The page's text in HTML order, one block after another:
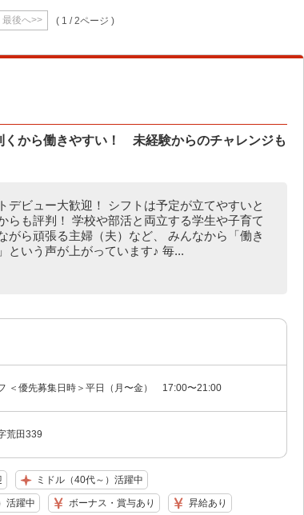
最後へ>> ( 1 / 2ページ )
から働きやすい！ 未経験からのチャレンジも
デビュー大歓迎！ シフトは予定が立てやすいと
らも評判！ 学校や部活と両立する学生や子育て
がら頑張る主婦（夫）など、 みんなから「働き
という声が上がっています♪ 毎...
＜優先募集日時＞平日（月〜金） 17:00〜21:00
荒田339
ミドル（40代～）活躍中
活躍中 ボーナス・賞与あり 昇給あり